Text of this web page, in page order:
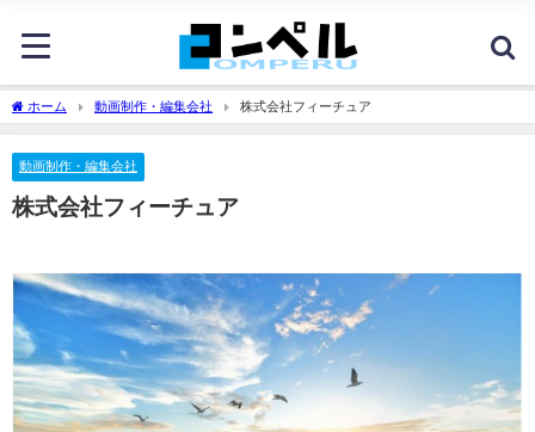
ホーム 動画制作・編集会社 株式会社フィーチュア
動画制作・編集会社
株式会社フィーチュア